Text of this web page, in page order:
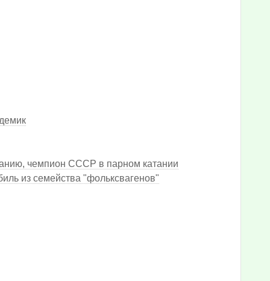
чемпион СССР в парном катании
из семейства "фольксвагенов"